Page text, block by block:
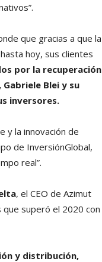
que gracias a que la
hoy, sus clientes
por la recuperación
Blei y su
inversores.
y la innovación de
de InversiónGlobal,
real”.
, el CEO de Azimut
que superó el 2020 con
y distribución,